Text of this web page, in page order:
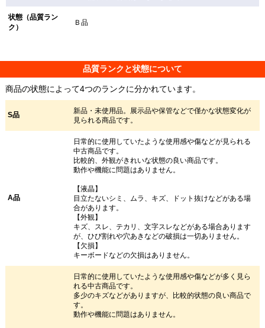
状態（品質ラン
ク）
Ｂ品
品質ランクと状態について
商品の状態によって4つのランクに分かれています。
S品
新品・未使用品。展示品や保管などで僅かな状態変化が
見られる商品です。
A品
日常的に使用していたような使用感や傷などが見られる
中古商品です。
比較的、外観がきれいな状態の良い商品です。
動作や機能に問題はありません。
【液晶】
目立たないシミ、ムラ、キズ、ドット抜けなどがある場
合があります。
【外観】
キズ、スレ、テカリ、文字スレなどがある場合あります
が、ひび割れや穴あきなどの破損は一切ありません。
【欠損】
キーボードなどの欠損はありません。
日常的に使用していたような使用感や傷などが多く見ら
れる中古商品です。
多少のキズなどがありますが、比較的状態の良い商品で
す。
動作や機能に問題はありません。